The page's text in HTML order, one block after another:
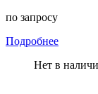
по запросу
Подробнее
Нет в